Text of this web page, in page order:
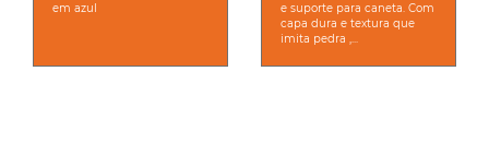
em azul
e suporte para caneta. Com
capa dura e textura que
imita pedra ,...